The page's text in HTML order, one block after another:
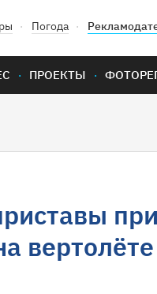
Погода
ПРОЕКТЫ
вертолёте